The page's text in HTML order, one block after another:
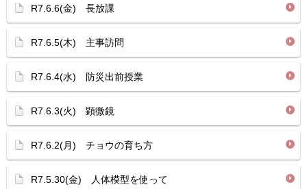
R7.6.6(金) 長放課
R7.6.5(木) 主事訪問
R7.6.4(水) 防災出前授業
R7.6.3(火) 顕微鏡
R7.6.2(月) チョウの育ち方
R7.5.30(金) 人体模型を使って